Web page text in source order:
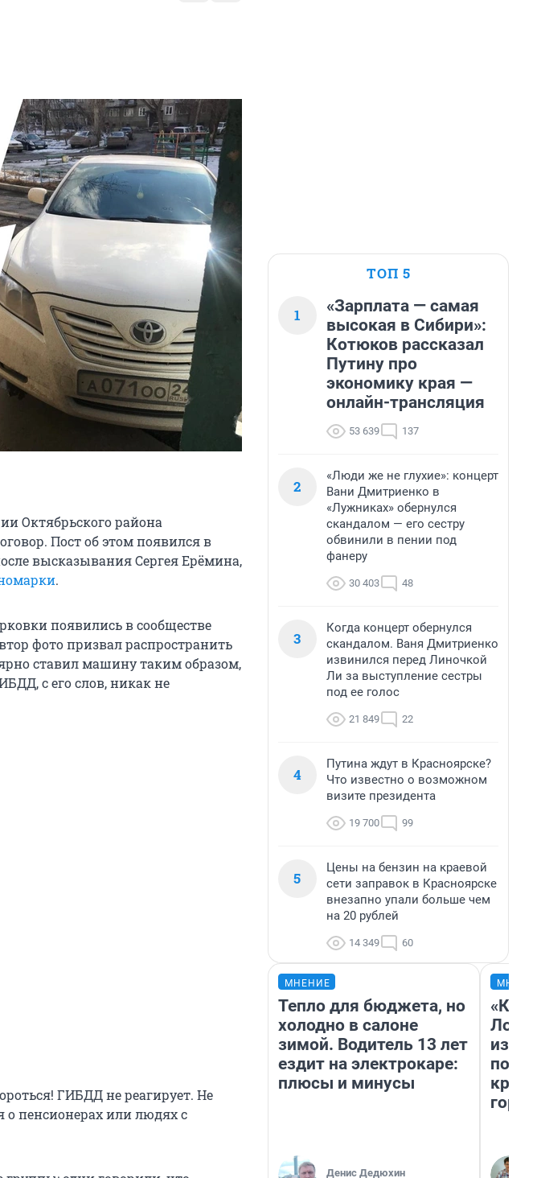
Октябрьского района
Пост об этом появился в
высказывания Сергея Ерёмина,
.
появились в сообществе
фото призвал распространить
ставил машину таким образом,
с его слов, никак не
ГИБДД не реагирует. Не
о пенсионерах или людях с
ТОП 5
1
«Зарплата — самая
высокая в Сибири»:
Котюков рассказал
Путину про
экономику края —
онлайн-трансляция
53 639 137
2
«Люди же не глухие»: концерт
Вани Дмитриенко в
«Лужниках» обернулся
скандалом — его сестру
обвинили в пении под
фанеру
30 403 48
3
Когда концерт обернулся
скандалом. Ваня Дмитриенко
извинился перед Линочкой
Ли за выступление сестры
под ее голос
21 849 22
4
Путина ждут в Красноярске?
Что известно о возможном
визите президента
19 700 99
5
Цены на бензин на краевой
сети заправок в Красноярске
внезапно упали больше чем
на 20 рублей
14 349 60
МНЕНИЕ
Тепло для бюджета, но
холодно в салоне
зимой. Водитель 13 лет
ездит на электрокаре:
плюсы и минусы
Денис Дедюхин
«Как
из
круче